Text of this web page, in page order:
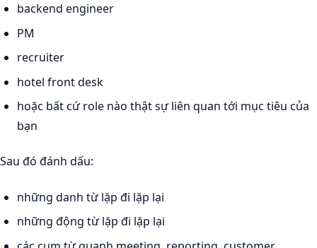
backend engineer
PM
recruiter
hotel front desk
hoặc bất cứ role nào thật sự liên quan tới mục tiêu của
bạn
Sau đó đánh dấu:
những danh từ lặp đi lặp lại
những động từ lặp đi lặp lại